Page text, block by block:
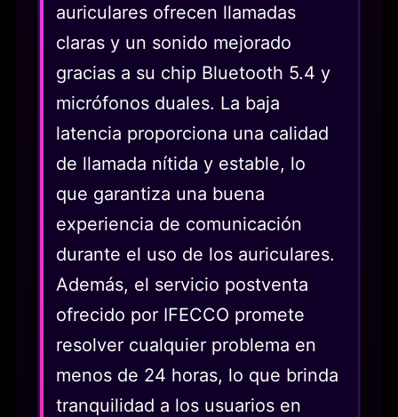
auriculares ofrecen llamadas
claras y un sonido mejorado
gracias a su chip Bluetooth 5.4 y
micrófonos duales. La baja
latencia proporciona una calidad
de llamada nítida y estable, lo
que garantiza una buena
experiencia de comunicación
durante el uso de los auriculares.
Además, el servicio postventa
ofrecido por IFECCO promete
resolver cualquier problema en
menos de 24 horas, lo que brinda
tranquilidad a los usuarios en